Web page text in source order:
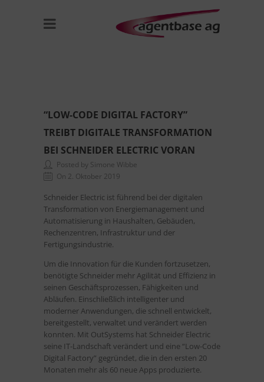
“LOW-CODE DIGITAL FACTORY”
TREIBT DIGITALE TRANSFORMATION
BEI SCHNEIDER ELECTRIC VORAN
Posted by Simone Wibbe
On 2. Oktober 2019
Schneider Electric ist führend bei der digitalen
Transformation von Energiemanagement und
Automatisierung in Haushalten, Gebäuden,
Rechenzentren, Infrastruktur und der
Fertigungsindustrie.
Um die Innovation für die Kunden fortzusetzen,
benötigte Schneider mehr Agilität und Effizienz in
seinen Geschäftsprozessen, Fähigkeiten und
Abläufen. Einschließlich intelligenter und
moderner Anwendungen, die schnell entwickelt,
bereitgestellt, verwaltet und verändert werden
konnten. Mit OutSystems hat Schneider Electric
seine IT-Landschaft verändert und eine “Low-Code
Digital Factory” gegründet, die in den ersten 20
Monaten mehr als 60 neue Apps produzierte.